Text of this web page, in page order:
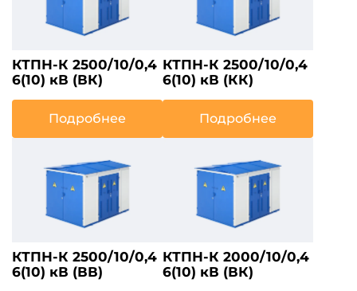
КТПН-К 2500/10/0,4
6(10) кВ (ВК)
Подробнее
КТПН-К 2500/10/0,4
6(10) кВ (КК)
Подробнее
КТПН-К 2500/10/0,4
6(10) кВ (ВВ)
КТПН-К 2000/10/0,4
6(10) кВ (ВК)